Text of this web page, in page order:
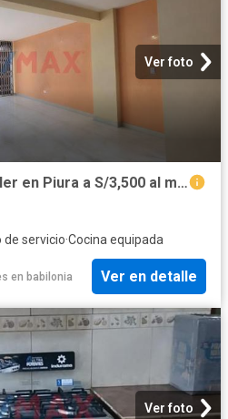
Ver foto
Departamento en alquiler en Piura a S/3,500 al mes
de servicio·Cocina equipada
en babilonia Ver en detalle
Ver foto